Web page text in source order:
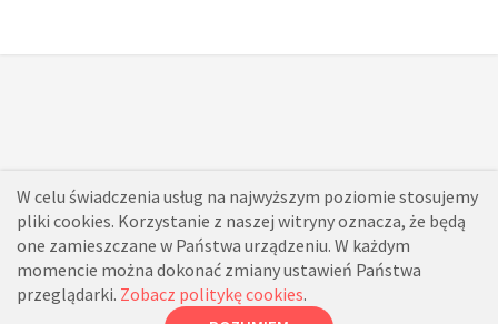
W celu świadczenia usług na najwyższym poziomie stosujemy
pliki cookies. Korzystanie z naszej witryny oznacza, że będą
one zamieszczane w Państwa urządzeniu. W każdym
momencie można dokonać zmiany ustawień Państwa
przeglądarki. Zobacz politykę cookies.